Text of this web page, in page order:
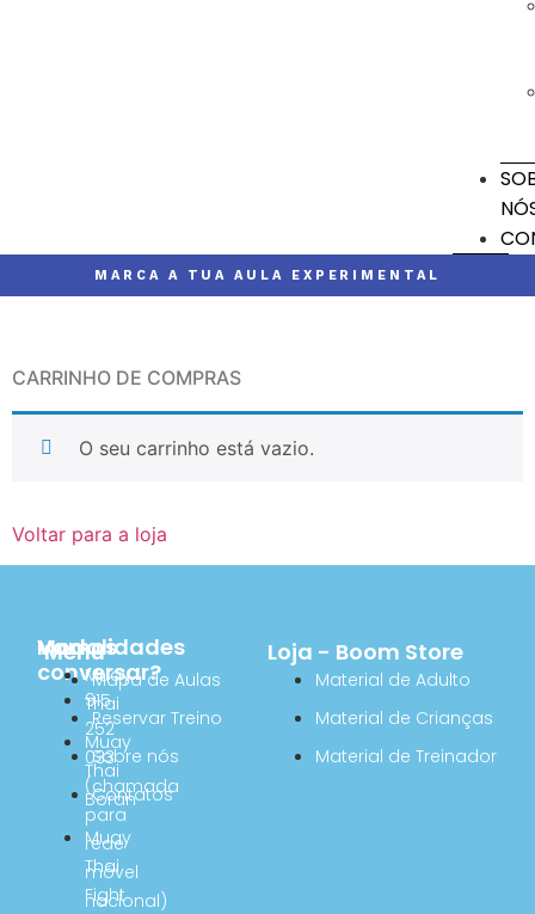
MARCA A TUA AULA EXPERIMENTAL
CARRINHO DE COMPRAS
O seu carrinho está vazio.
Voltar para a loja
Vamos
conversar?
915
252
033
(chamada
para
rede
móvel
nacional)
Modalidades
Muay
Thai
Muay
Thai
Boran
Muay
Thai
Fight
Menu
Mapa de Aulas
Reservar Treino
Sobre nós
Contatos
Loja - Boom Store
Material de Adulto
Material de Crianças
Material de Treinador